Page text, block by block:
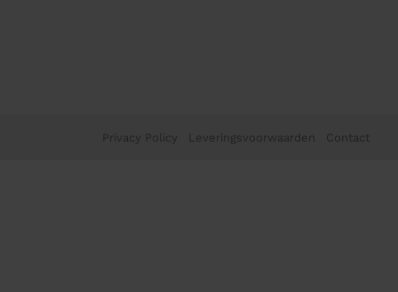
Privacy Policy Leveringsvoorwaarden Contact